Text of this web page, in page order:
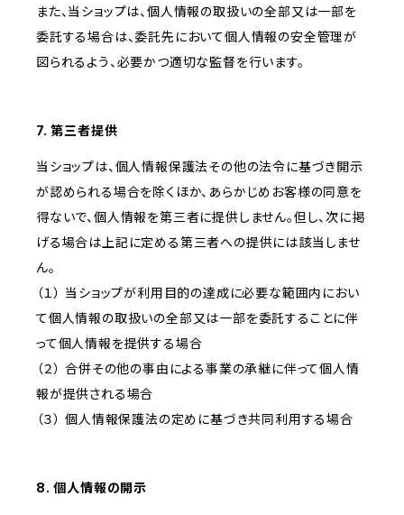
また、当ショップは、個人情報の取扱いの全部又は一部を
委託する場合は、委託先において個人情報の安全管理が
図られるよう、必要かつ適切な監督を行います。
7. 第三者提供
当ショップは、個人情報保護法その他の法令に基づき開示
が認められる場合を除くほか、あらかじめお客様の同意を
得ないで、個人情報を第三者に提供しません。但し、次に掲
げる場合は上記に定める第三者への提供には該当しませ
ん。
（１） 当ショップが利用目的の達成に必要な範囲内におい
て個人情報の取扱いの全部又は一部を委託することに伴
って個人情報を提供する場合
（２） 合併その他の事由による事業の承継に伴って個人情
報が提供される場合
（３） 個人情報保護法の定めに基づき共同利用する場合
8. 個人情報の開示